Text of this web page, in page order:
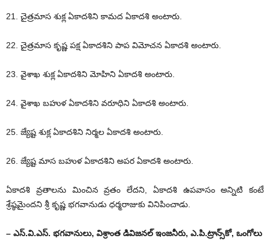
21. చైత్రమాస శుక్ల ఏకాదశిని కామద ఏకాదశి అంటారు.
22. చైత్రమాస కృష్ణ పక్ష ఏకాదశిని పాప విమోచన ఏకాదశి అంటారు.
23. వైశాఖ శుక్ల ఏకాదశిని మోహిని ఏకాదశి అంటారు.
24. వైశాఖ బహుళ ఏకాదశిని వరూధిని ఏకాదశి అంటారు.
25. జ్యేష్ట శుక్ల ఏకాదశిని నిర్మల ఏకాదశి అంటారు.
26. జ్యేష్ట మాస బహుళ ఏకాదశిని అపర ఏకాదశి అంటారు.
ఏకాదశి వ్రతాలను మించిన వ్రతం లేదని, ఏకాదశి ఉపవాసం అన్నిటి కంటే
శ్రేష్ఠమైందని శ్రీ కృష్ణ భగవానుడు ధర్మరాజుకు వినిపించాడు.
– ఎస్‌.వి.ఎస్‌. భగవానులు, విశ్రాంత డివిజనల్‌ ఇంజనీరు, ఎ.పి.ట్రాన్స్‌కో, ఒంగోలు